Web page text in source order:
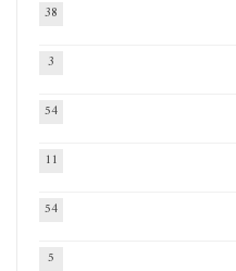
38
3
54
11
54
5